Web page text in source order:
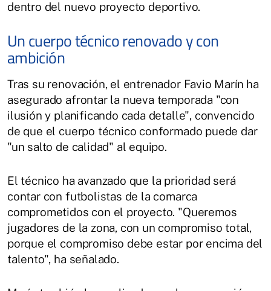
dentro del nuevo proyecto deportivo.
Un cuerpo técnico renovado y con
ambición
Tras su renovación, el entrenador Favio Marín ha
asegurado afrontar la nueva temporada "con
ilusión y planificando cada detalle", convencido
de que el cuerpo técnico conformado puede dar
"un salto de calidad" al equipo.
El técnico ha avanzado que la prioridad será
contar con futbolistas de la comarca
comprometidos con el proyecto. "Queremos
jugadores de la zona, con un compromiso total,
porque el compromiso debe estar por encima del
talento", ha señalado.